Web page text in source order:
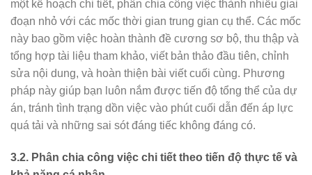
một kế hoạch chi tiết, phân chia công việc thành nhiều giai
đoạn nhỏ với các mốc thời gian trung gian cụ thể. Các mốc
này bao gồm việc hoàn thành đề cương sơ bộ, thu thập và
tổng hợp tài liệu tham khảo, viết bản thảo đầu tiên, chỉnh
sửa nội dung, và hoàn thiện bài viết cuối cùng. Phương
pháp này giúp bạn luôn nắm được tiến độ tổng thể của dự
án, tránh tình trạng dồn việc vào phút cuối dẫn đến áp lực
quá tải và những sai sót đáng tiếc không đáng có.
3.2. Phân chia công việc chi tiết theo tiến độ thực tế và